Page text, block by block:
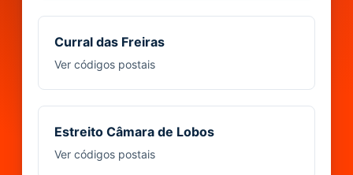
Curral das Freiras
Ver códigos postais
Estreito Câmara de Lobos
Ver códigos postais